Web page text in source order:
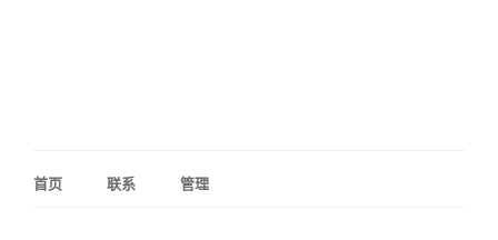
首页 联系 管理